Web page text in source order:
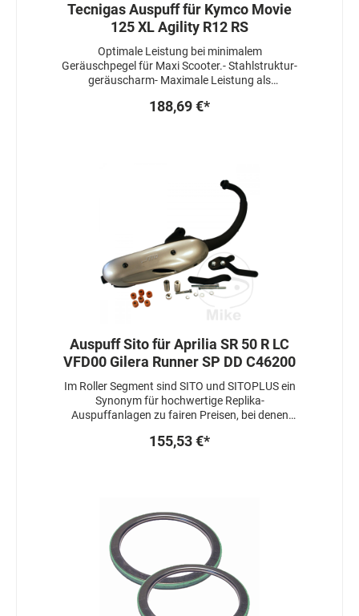
Tecnigas Auspuff für Kymco Movie
125 XL Agility R12 RS
Optimale Leistung bei minimalem
Geräuschpegel für Maxi Scooter.- Stahlstruktur-
geräuscharm- Maximale Leistung als
188,69 €*
Auspuff Sito für Aprilia SR 50 R LC
VFD00 Gilera Runner SP DD C46200
Im Roller Segment sind SITO und SITOPLUS ein
Synonym für hochwertige Replika-
Auspuffanlagen zu fairen Preisen, bei denen
Leistung.SITO:- unauffällig (Originaloptik)-
155,53 €*